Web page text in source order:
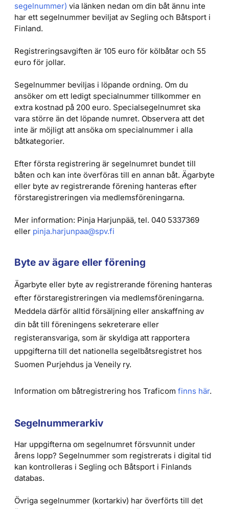
segelnummer) via länken nedan om din båt ännu inte
har ett segelnummer beviljat av Segling och Båtsport i
Finland.
Registreringsavgiften är 105 euro för kölbåtar och 55
euro för jollar.
Segelnummer beviljas i löpande ordning. Om du
ansöker om ett ledigt specialnummer tillkommer en
extra kostnad på 200 euro. Specialsegelnumret ska
vara större än det löpande numret. Observera att det
inte är möjligt att ansöka om specialnummer i alla
båtkategorier.
Efter första registrering är segelnumret bundet till
båten och kan inte överföras till en annan båt. Ägarbyte
eller byte av registrerande förening hanteras efter
förstaregistreringen via medlemsföreningarna.
Mer information: Pinja Harjunpää, tel. 040 5337369
eller pinja.harjunpaa@spv.fi
Byte av ägare eller förening
Ägarbyte eller byte av registrerande förening hanteras
efter förstaregistreringen via medlemsföreningarna.
Meddela därför alltid försäljning eller anskaffning av
din båt till föreningens sekreterare eller
registeransvariga, som är skyldiga att rapportera
uppgifterna till det nationella segelbåtsregistret hos
Suomen Purjehdus ja Veneily ry.
Information om båtregistrering hos Traficom finns här.
Segelnummerarkiv
Har uppgifterna om segelnumret försvunnit under
årens lopp? Segelnummer som registrerats i digital tid
kan kontrolleras i Segling och Båtsport i Finlands
databas.
Övriga segelnummer (kortarkiv) har överförts till det